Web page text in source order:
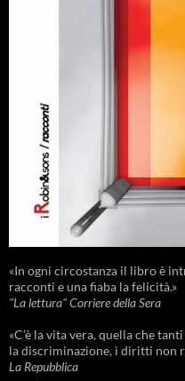
«In ogni circostanza il libro è
racconti e una fiaba la felicità.»
"La lettura" Corriere della Sera
«C’è la vita vera, quella che
la discriminazione, i diritti non
La Repubblica